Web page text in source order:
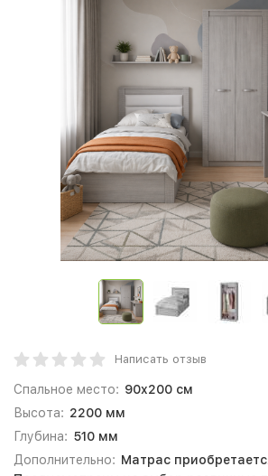
Написать отзыв
Спальное место: 90x200 см
Высота: 2200 мм
Глубина: 510 мм
Дополнительно: Матрас